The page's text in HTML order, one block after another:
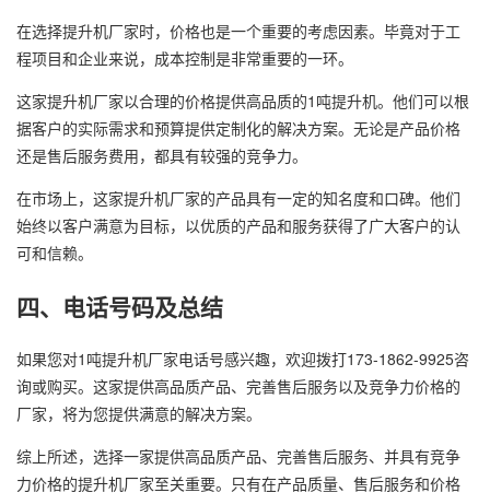
在选择提升机厂家时，价格也是一个重要的考虑因素。毕竟对于工
程项目和企业来说，成本控制是非常重要的一环。
这家提升机厂家以合理的价格提供高品质的1吨提升机。他们可以根
据客户的实际需求和预算提供定制化的解决方案。无论是产品价格
还是售后服务费用，都具有较强的竞争力。
在市场上，这家提升机厂家的产品具有一定的知名度和口碑。他们
始终以客户满意为目标，以优质的产品和服务获得了广大客户的认
可和信赖。
四、电话号码及总结
如果您对1吨提升机厂家电话号感兴趣，欢迎拨打173-1862-9925咨
询或购买。这家提供高品质产品、完善售后服务以及竞争力价格的
厂家，将为您提供满意的解决方案。
综上所述，选择一家提供高品质产品、完善售后服务、并具有竞争
力价格的提升机厂家至关重要。只有在产品质量、售后服务和价格